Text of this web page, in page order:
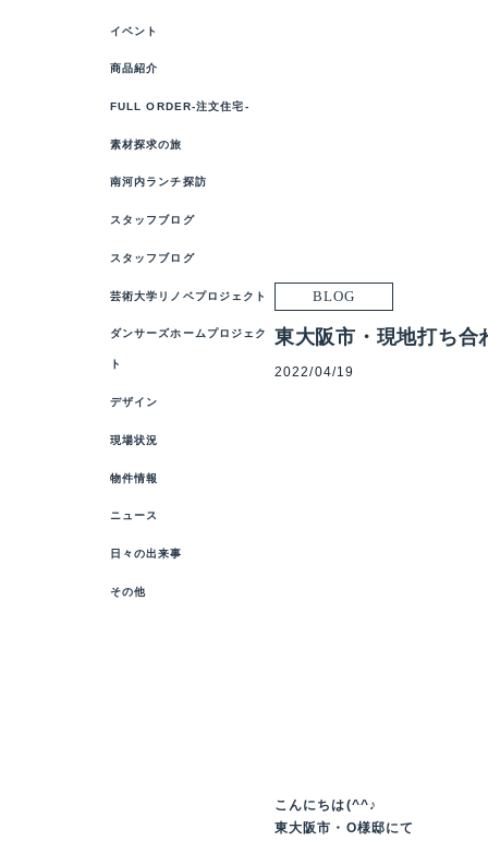
BLOG
東大阪市・現地打ち合
2022/04/19
こんにちは(^^♪
東大阪市・O様邸にて
イベント
商品紹介
FULL ORDER-注文住宅-
素材探求の旅
南河内ランチ探訪
スタッフブログ
スタッフブログ
芸術大学リノベプロジェクト
ダンサーズホームプロジェク
ト
デザイン
現場状況
物件情報
ニュース
日々の出来事
その他